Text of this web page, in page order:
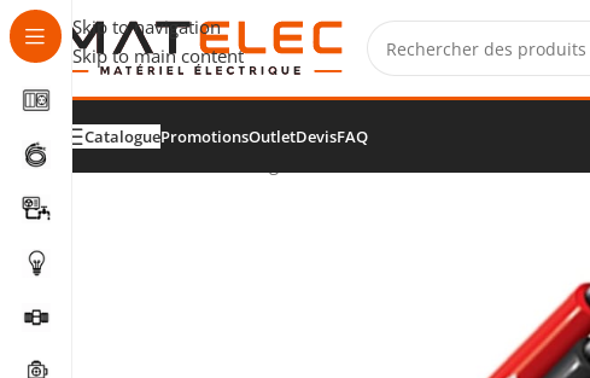
Skip to navigation
Skip to main content
CataloguePromotionsOutletDevisFAQ